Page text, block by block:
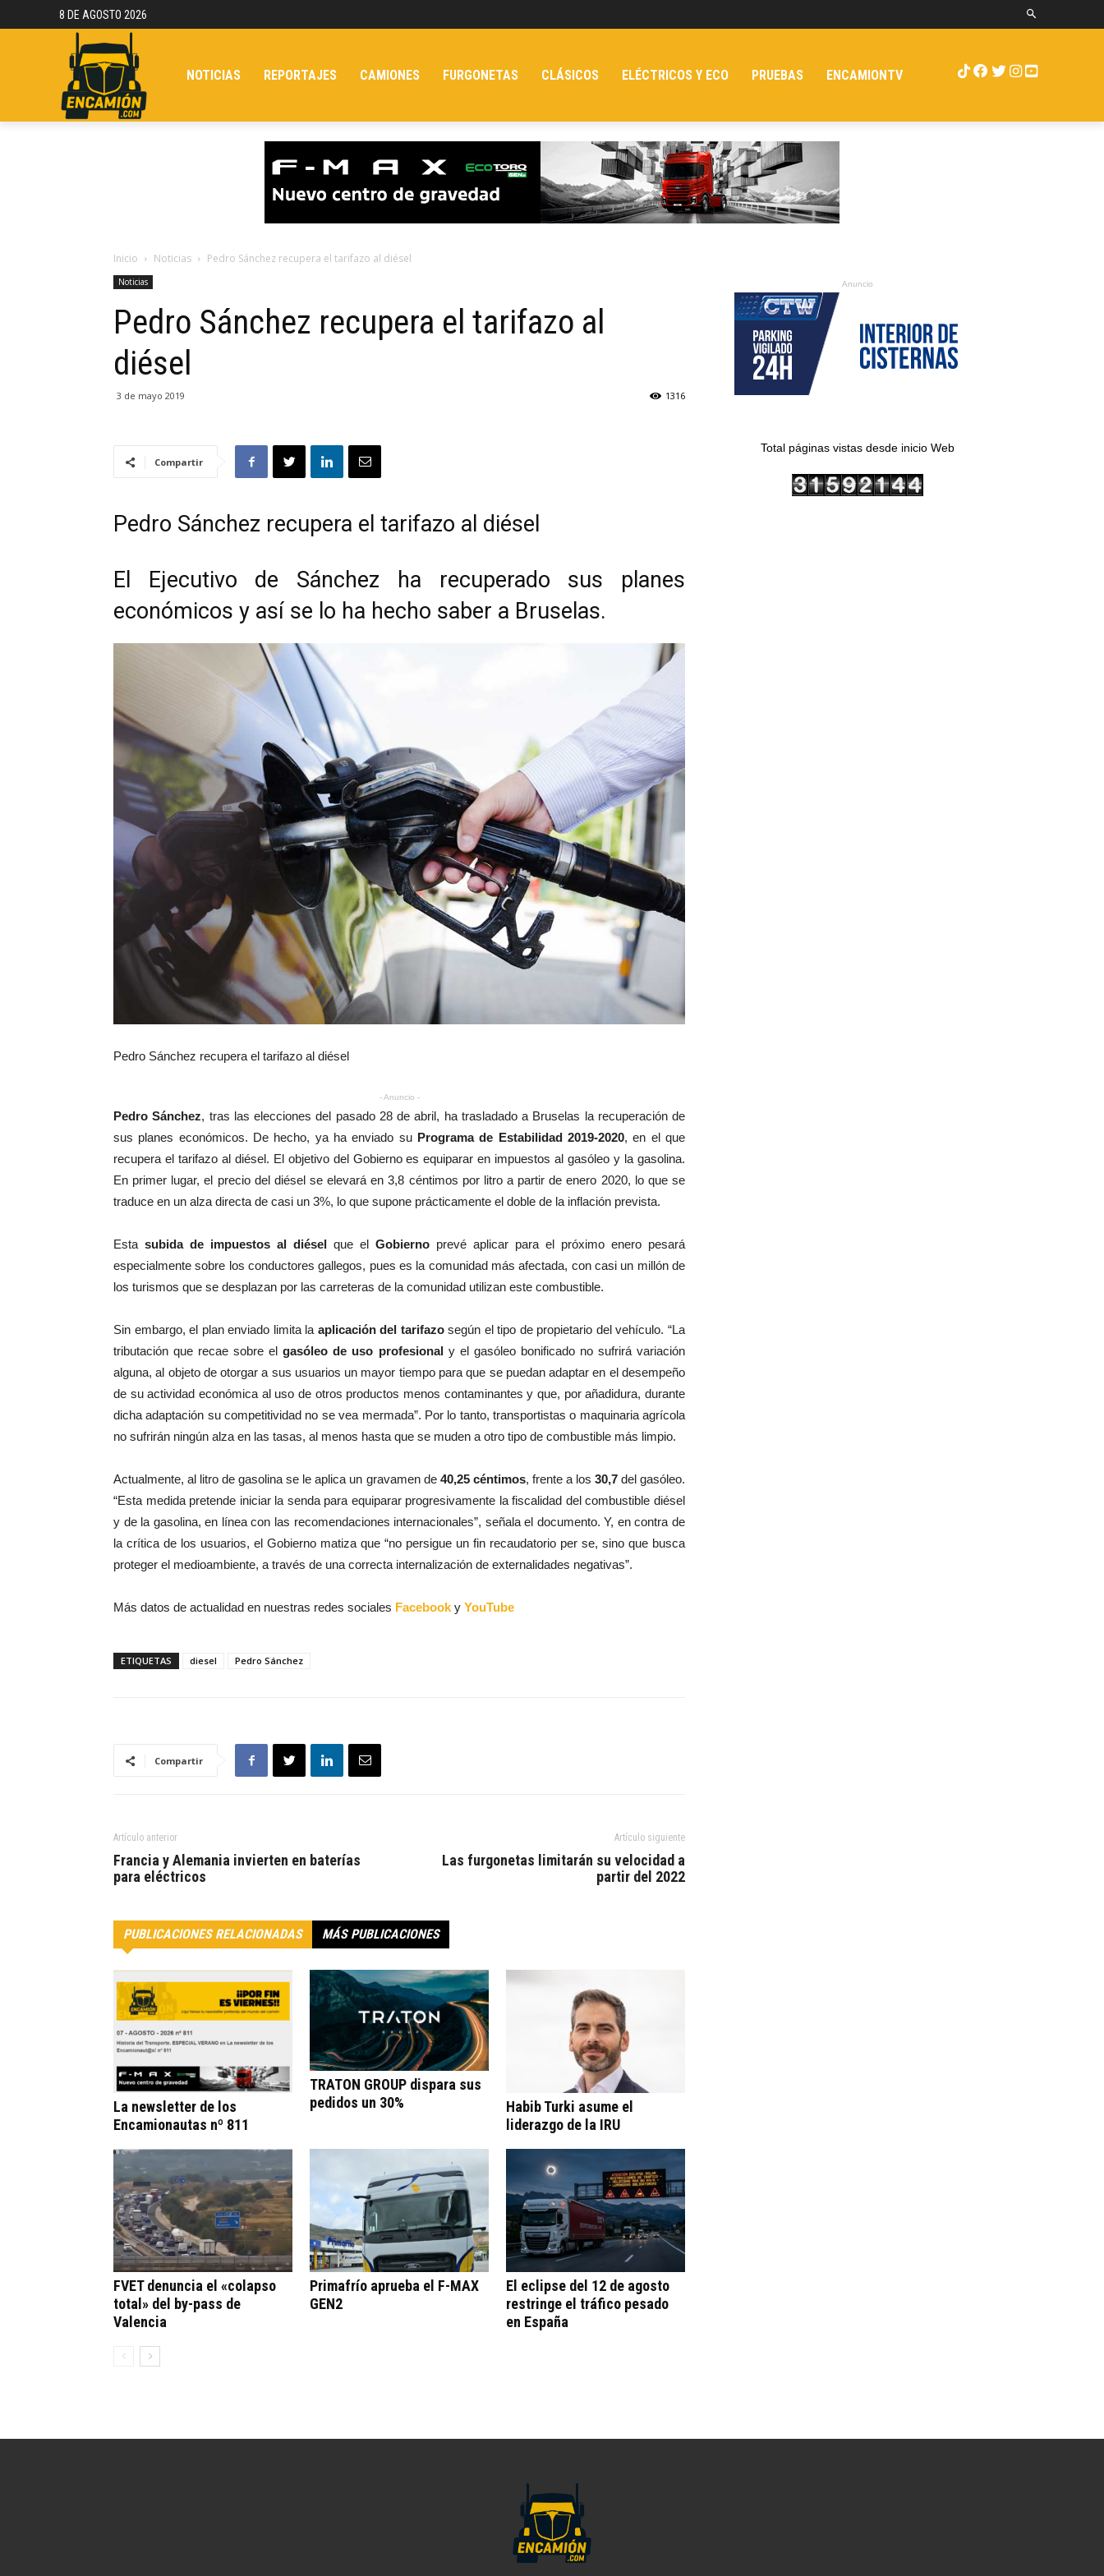
8 DE AGOSTO 2026
NOTICIAS REPORTAJES CAMIONES FURGONETAS CLÁSICOS ELÉCTRICOS Y ECO PRUEBAS ENCAMIONTV
Inicio Noticias Pedro Sánchez recupera el tarifazo al diésel
Noticias
Pedro Sánchez recupera el tarifazo al
diésel
3 de mayo 2019 1316
Compartir
Pedro Sánchez recupera el tarifazo al diésel
El Ejecutivo de Sánchez ha recuperado sus planes
económicos y así se lo ha hecho saber a Bruselas.
Pedro Sánchez recupera el tarifazo al diésel
- Anuncio -
Pedro Sánchez, tras las elecciones del pasado 28 de abril, ha trasladado a Bruselas la recuperación de
sus planes económicos. De hecho, ya ha enviado su Programa de Estabilidad 2019-2020, en el que
recupera el tarifazo al diésel. El objetivo del Gobierno es equiparar en impuestos al gasóleo y la gasolina.
En primer lugar, el precio del diésel se elevará en 3,8 céntimos por litro a partir de enero 2020, lo que se
traduce en un alza directa de casi un 3%, lo que supone prácticamente el doble de la inflación prevista.
Esta subida de impuestos al diésel que el Gobierno prevé aplicar para el próximo enero pesará
especialmente sobre los conductores gallegos, pues es la comunidad más afectada, con casi un millón de
los turismos que se desplazan por las carreteras de la comunidad utilizan este combustible.
Sin embargo, el plan enviado limita la aplicación del tarifazosegún el tipo de propietario del vehículo. “La
tributación que recae sobre elgasóleo de uso profesionaly el gasóleo bonificado no sufrirá variación
alguna, al objeto de otorgar a sus usuarios un mayor tiempo para que se puedan adaptar en el desempeño
de su actividad económica al uso de otros productos menos contaminantes y que, por añadidura, durante
dicha adaptación su competitividad no se vea mermada”. Por lo tanto, transportistas o maquinaria agrícola
no sufrirán ningún alza en las tasas, al menos hasta que se muden a otro tipo de combustible más limpio.
Actualmente, al litro de gasolina se le aplica un gravamen de 40,25 céntimos, frente a los 30,7del gasóleo.
“Esta medida pretende iniciar la senda para equiparar progresivamente la fiscalidad del combustible diésel
y de la gasolina, en línea con las recomendaciones internacionales”, señala el documento. Y, en contra de
la crítica de los usuarios, el Gobierno matiza que “no persigue un fin recaudatorio per se, sino que busca
proteger el medioambiente, a través de una correcta internalización de externalidades negativas”.
Más datos de actualidad en nuestras redes sociales Facebook y YouTube
ETIQUETAS diesel Pedro Sánchez
Compartir
Artículo anterior
Francia y Alemania invierten en baterías
para eléctricos
Artículo siguiente
Las furgonetas limitarán su velocidad a
partir del 2022
PUBLICACIONES RELACIONADAS MÁS PUBLICACIONES
La newsletter de los
Encamionautas nº 811
TRATON GROUP dispara sus
pedidos un 30%
Habib Turki asume el
liderazgo de la IRU
FVET denuncia el «colapso
total» del by-pass de
Valencia
Primafrío aprueba el F-MAX
GEN2
El eclipse del 12 de agosto
restringe el tráfico pesado
en España
Anuncio
Total páginas vistas desde inicio Web